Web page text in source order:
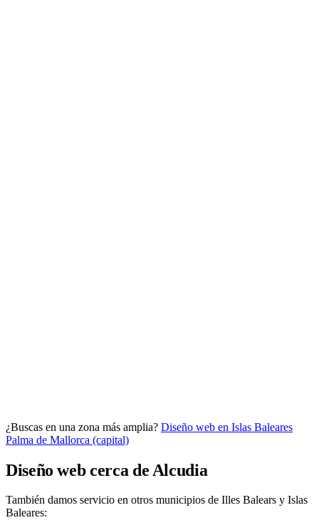
Quiero mi panel
¿Buscas en una zona más amplia? Diseño web en Islas Baleares
Palma de Mallorca (capital)
Diseño web cerca de Alcudia
También damos servicio en otros municipios de Illes Balears y Islas
Baleares: